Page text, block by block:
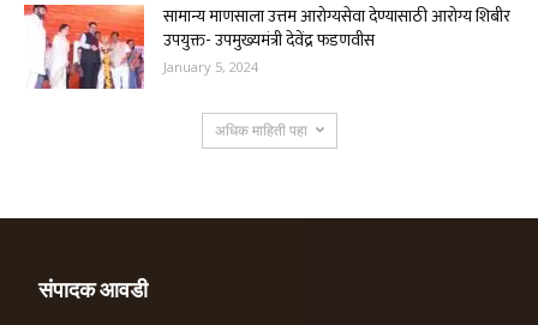
सामान्य माणसाला उत्तम आरोग्यसेवा देण्यासाठी आरोग्य शिबीर
उपयुक्त- उपमुख्यमंत्री देवेंद्र फडणवीस
January 5, 2024
अधिक माहिती पहा
संपादक आवडी